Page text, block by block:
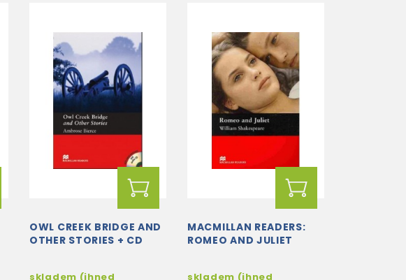
OWL CREEK BRIDGE AND
OTHER STORIES + CD
skladem (ihned
MACMILLAN READERS:
ROMEO AND JULIET
skladem (ihned